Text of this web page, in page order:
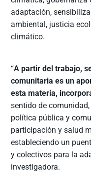
adaptación,
ambiental, justicia
climático.
“A partir del trabajo,
comunitaria es un
esta materia,
sentido de
política pública y
participación y salud
estableciendo un
y colectivos para la
investigadora.